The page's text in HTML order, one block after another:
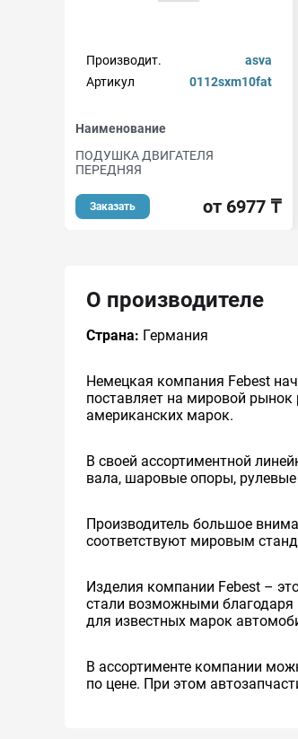
Производит.
asva
Артикул
0112sxm10fat
Наименование
ПОДУШКА ДВИГАТЕЛЯ
ПЕРЕДНЯЯ
Заказать от 6977 ₸
О производителе
Страна: Германия
Немецкая компания Febest
поставляет на мировой рынок
американских марок.
В своей ассортиментной
вала, шаровые опоры,
Производитель большое
соответствуют мировым
Изделия компании Febest –
стали возможными благодаря
для известных марок
В ассортименте компании
по цене. При этом